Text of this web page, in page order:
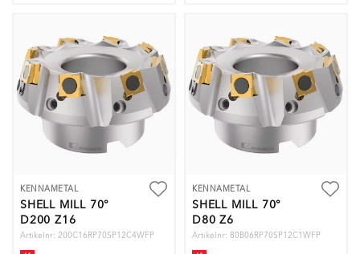
KENNAMETAL
SHELL MILL 70°
D200 Z16
Artikelnr: 200C16RP70SP12C4WFP
KENNAMETAL
SHELL MILL 70°
D80 Z6
Artikelnr: 80B06RP70SP12C1WFP